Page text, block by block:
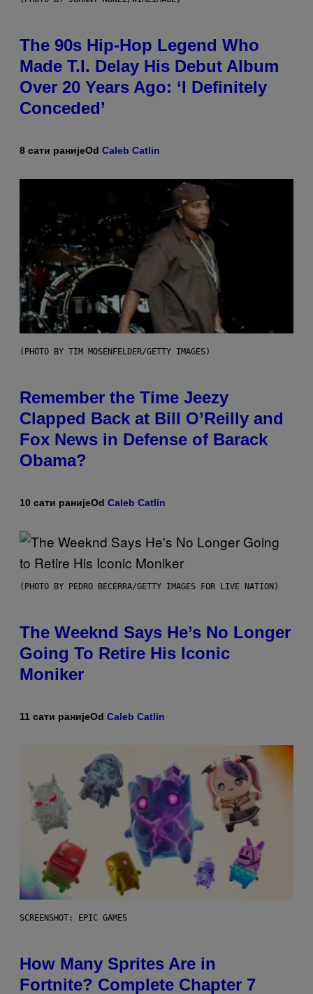
The 90s Hip-Hop Legend Who
Made T.I. Delay His Debut Album
Over 20 Years Ago: ‘I Definitely
Conceded’
8 сати ранијеOd Caleb Catlin
(PHOTO BY TIM MOSENFELDER/GETTY IMAGES)
Remember the Time Jeezy
Clapped Back at Bill O’Reilly and
Fox News in Defense of Barack
Obama?
10 сати ранијеOd Caleb Catlin
(PHOTO BY PEDRO BECERRA/GETTY IMAGES FOR LIVE NATION)
The Weeknd Says He’s No Longer
Going To Retire His Iconic
Moniker
11 сати ранијеOd Caleb Catlin
SCREENSHOT: EPIC GAMES
How Many Sprites Are in
Fortnite? Complete Chapter 7